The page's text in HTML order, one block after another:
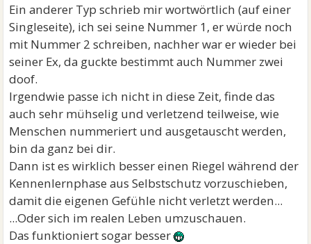
Ein anderer Typ schrieb mir wortwörtlich (auf einer
Singleseite), ich sei seine Nummer 1, er würde noch
mit Nummer 2 schreiben, nachher war er wieder bei
seiner Ex, da guckte bestimmt auch Nummer zwei
doof.
Irgendwie passe ich nicht in diese Zeit, finde das
auch sehr mühselig und verletzend teilweise, wie
Menschen nummeriert und ausgetauscht werden,
bin da ganz bei dir.
Dann ist es wirklich besser einen Riegel während der
Kennenlernphase aus Selbstschutz vorzuschieben,
damit die eigenen Gefühle nicht verletzt werden...
...Oder sich im realen Leben umzuschauen.
Das funktioniert sogar besser